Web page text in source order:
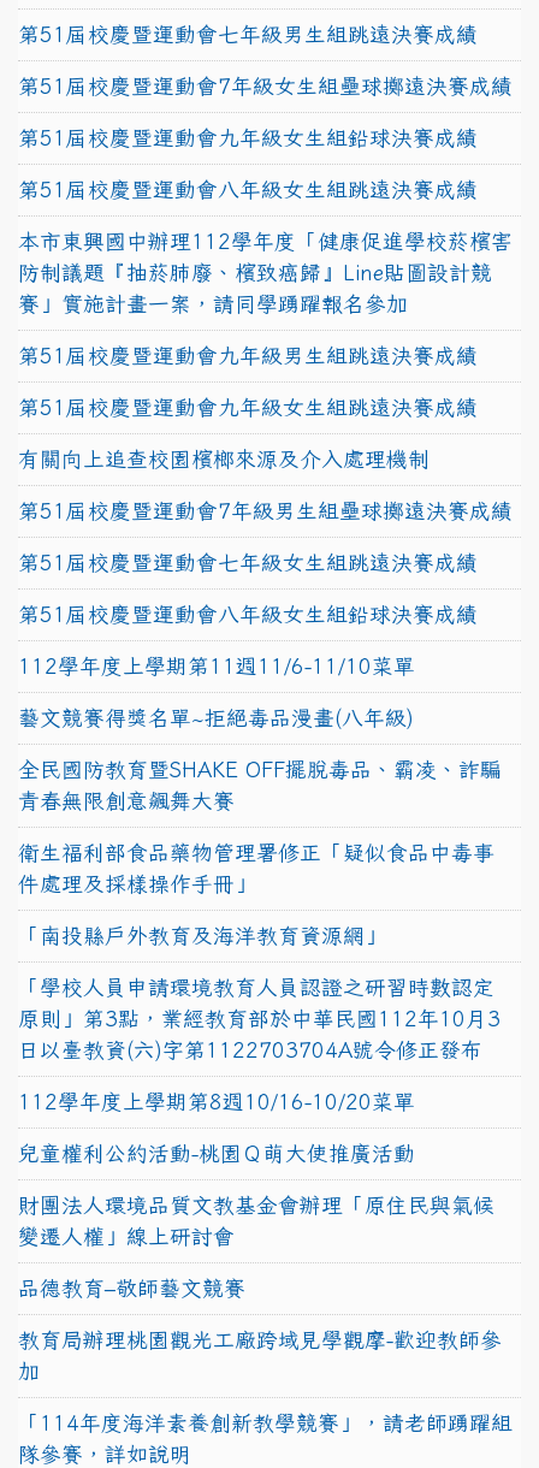
第51屆校慶暨運動會七年級男生組跳遠決賽成績
第51屆校慶暨運動會7年級女生組壘球擲遠決賽成績
第51屆校慶暨運動會九年級女生組鉛球決賽成績
第51屆校慶暨運動會八年級女生組跳遠決賽成績
本市東興國中辦理112學年度「健康促進學校菸檳害
防制議題『抽菸肺廢、檳致癌歸』Line貼圖設計競
賽」實施計畫一案，請同學踴躍報名參加
第51屆校慶暨運動會九年級男生組跳遠決賽成績
第51屆校慶暨運動會九年級女生組跳遠決賽成績
有關向上追查校園檳榔來源及介入處理機制
第51屆校慶暨運動會7年級男生組壘球擲遠決賽成績
第51屆校慶暨運動會七年級女生組跳遠決賽成績
第51屆校慶暨運動會八年級女生組鉛球決賽成績
112學年度上學期第11週11/6-11/10菜單
藝文競賽得獎名單~拒絕毒品漫畫(八年級)
全民國防教育暨SHAKE OFF擺脫毒品、霸凌、詐騙
青春無限創意飆舞大賽
衛生福利部食品藥物管理署修正「疑似食品中毒事
件處理及採樣操作手冊」
「南投縣戶外教育及海洋教育資源網」
「學校人員申請環境教育人員認證之研習時數認定
原則」第3點，業經教育部於中華民國112年10月3
日以臺教資(六)字第1122703704A號令修正發布
112學年度上學期第8週10/16-10/20菜單
兒童權利公約活動-桃園Ｑ萌大使推廣活動
財團法人環境品質文教基金會辦理「原住民與氣候
變遷人權」線上研討會
品德教育–敬師藝文競賽
教育局辦理桃園觀光工廠跨域見學觀摩-歡迎教師參
加
「114年度海洋素養創新教學競賽」，請老師踴躍組
隊參賽，詳如說明